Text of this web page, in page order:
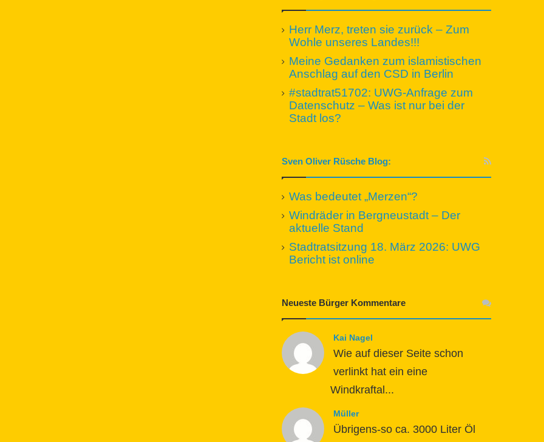
Herr Merz, treten sie zurück – Zum
Wohle unseres Landes!!!
Meine Gedanken zum islamistischen
Anschlag auf den CSD in Berlin
#stadtrat51702: UWG-Anfrage zum
Datenschutz – Was ist nur bei der
Stadt los?
Sven Oliver Rüsche Blog:
Was bedeutet „Merzen“?
Windräder in Bergneustadt – Der
aktuelle Stand
Stadtratsitzung 18. März 2026: UWG
Bericht ist online
Neueste Bürger Kommentare
Kai Nagel
Wie auf dieser Seite schon
verlinkt hat ein eine
Windkraftal...
Müller
Übrigens-so ca. 3000 Liter Öl